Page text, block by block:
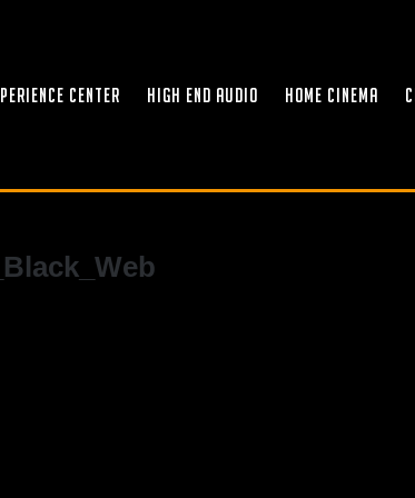
CENTER HIGH END AUDIO HOME CINEMA